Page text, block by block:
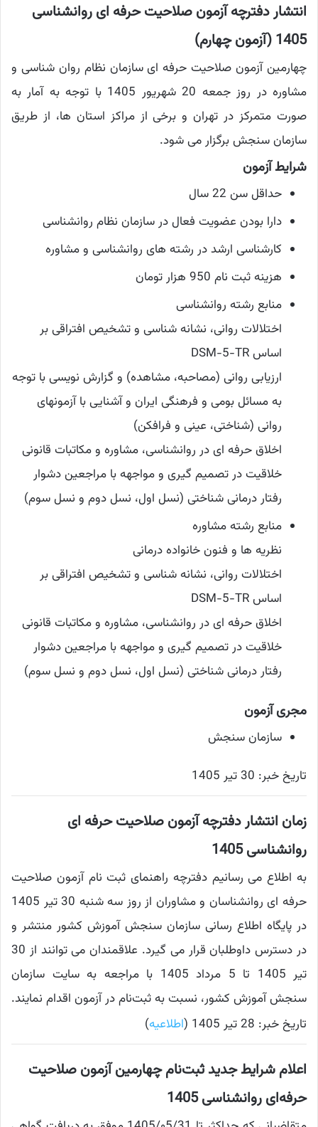
انتشار دفترچه آزمون صلاحیت حرفه ای روانشناسی
1405 (آزمون چهارم)
چهارمین آزمون صلاحیت حرفه ای سازمان نظام روان شناسی و
مشاوره در روز جمعه 20 شهریور 1405 با توجه به آمار به
صورت متمرکز در تهران و برخی از مراکز استان ها، از طریق
سازمان سنجش برگزار می شود.
شرایط آزمون
حداقل سن 22 سال
دارا بودن عضویت فعال در سازمان نظام روانشناسی
کارشناسی ارشد در رشته های روانشناسی و مشاوره
هزینه ثبت نام 950 هزار تومان
منابع رشته روانشناسی
اختلالات روانی، نشانه شناسی و تشخیص افتراقی بر
اساس DSM-5-TR
ارزیابی روانی (مصاحبه، مشاهده) و گزارش نویسی با توجه
به مسائل بومی و فرهنگی ایران و آشنایی با آزمونهای
روانی (شناختی، عینی و فرافکن)
اخلاق حرفه ای در روانشناسی، مشاوره و مکاتبات قانونی
خلاقیت در تصمیم گیری و مواجهه با مراجعین دشوار
رفتار درمانی شناختی (نسل اول، نسل دوم و نسل سوم)
منابع رشته مشاوره
نظریه ها و فنون خانواده درمانی
اختلالات روانی، نشانه شناسی و تشخیص افتراقی بر
اساس DSM-5-TR
اخلاق حرفه ای در روانشناسی، مشاوره و مکاتبات قانونی
خلاقیت در تصمیم گیری و مواجهه با مراجعین دشوار
رفتار درمانی شناختی (نسل اول، نسل دوم و نسل سوم)
مجری آزمون
سازمان سنجش
تاریخ خبر: 30 تیر 1405
زمان انتشار دفترچه آزمون صلاحیت حرفه ای
روانشناسی 1405
به اطلاع می رسانیم دفترچه راهنمای ثبت نام آزمون صلاحیت
حرفه ای روانشناسان و مشاوران از روز سه شنبه 30 تیر 1405
در پایگاه اطلاع رسانی سازمان سنجش آموزش کشور منتشر و
در دسترس داوطلبان قرار می گیرد. علاقمندان می توانند از 30
تیر 1405 تا 5 مرداد 1405 با مراجعه به سایت سازمان
سنجش آموزش کشور، نسبت به ثبت‌نام در آزمون اقدام نمایند.
تاریخ خبر: 28 تیر 1405 (
اطلاعیه)
اعلام شرایط جدید ثبت‌نام چهارمین آزمون صلاحیت
حرفه‌ای روانشناسی 1405